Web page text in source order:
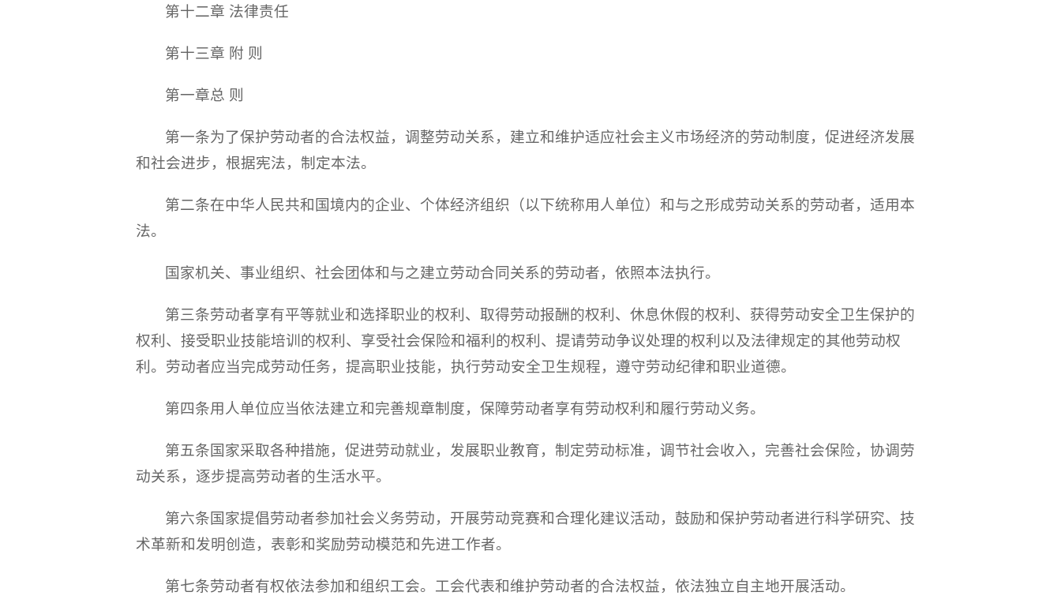
第十二章 法律责任
第十三章 附 则
第一章总 则
第一条为了保护劳动者的合法权益，调整劳动关系，建立和维护适应社会主义市场经济的劳动制度，促进经济发展
和社会进步，根据宪法，制定本法。
第二条在中华人民共和国境内的企业、个体经济组织（以下统称用人单位）和与之形成劳动关系的劳动者，适用本
法。
国家机关、事业组织、社会团体和与之建立劳动合同关系的劳动者，依照本法执行。
第三条劳动者享有平等就业和选择职业的权利、取得劳动报酬的权利、休息休假的权利、获得劳动安全卫生保护的
权利、接受职业技能培训的权利、享受社会保险和福利的权利、提请劳动争议处理的权利以及法律规定的其他劳动权
利。劳动者应当完成劳动任务，提高职业技能，执行劳动安全卫生规程，遵守劳动纪律和职业道德。
第四条用人单位应当依法建立和完善规章制度，保障劳动者享有劳动权利和履行劳动义务。
第五条国家采取各种措施，促进劳动就业，发展职业教育，制定劳动标准，调节社会收入，完善社会保险，协调劳
动关系，逐步提高劳动者的生活水平。
第六条国家提倡劳动者参加社会义务劳动，开展劳动竞赛和合理化建议活动，鼓励和保护劳动者进行科学研究、技
术革新和发明创造，表彰和奖励劳动模范和先进工作者。
第七条劳动者有权依法参加和组织工会。工会代表和维护劳动者的合法权益，依法独立自主地开展活动。